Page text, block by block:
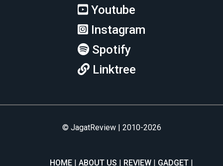
Youtube
Instagram
Spotify
Linktree
© JagatReview | 2010-2026
HOME ABOUT US REVIEW GADGET